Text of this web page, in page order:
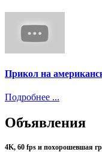
Прикол на
Подробнее ...
Объявления
4K, 60 fps и похорошевшая